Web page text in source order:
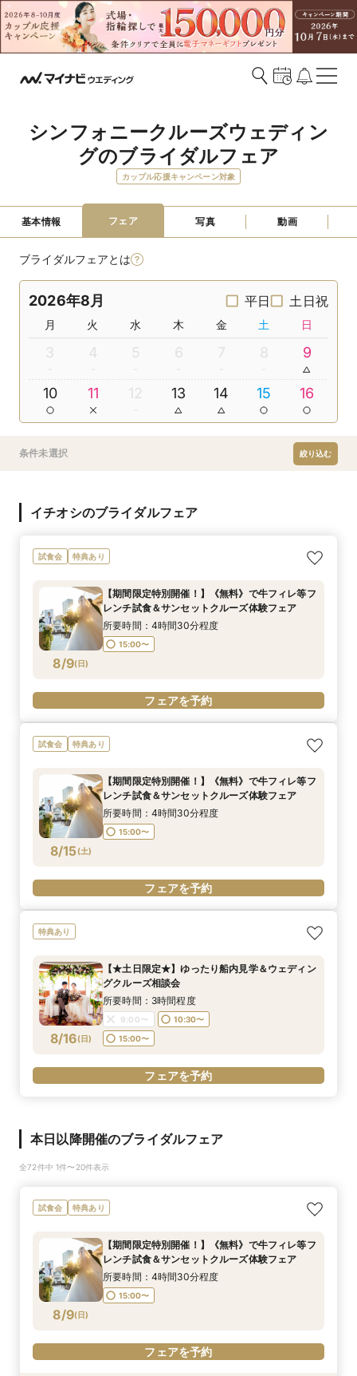
シンフォニークルーズウェディン
グのブライダルフェア
カップル応援キャンペーン対象
基本情報 フェア 写真 動画
ブライダルフェアとは
2026年8月 平日 土日祝
月 火 水 木 金 土 日
3 4 5 6 7 8 9
10 11 12 13 14 15 16
条件未選択 絞り込む
イチオシのブライダルフェア
試食会 特典あり
8/9(日)
【期間限定特別開催！】《無料》で牛フィレ等フ
レンチ試食＆サンセットクルーズ体験フェア
所要時間：4時間30分程度
15:00〜
フェアを予約
試食会 特典あり
8/15(土)
【期間限定特別開催！】《無料》で牛フィレ等フ
レンチ試食＆サンセットクルーズ体験フェア
所要時間：4時間30分程度
15:00〜
フェアを予約
特典あり
8/16(日)
【★土日限定★】ゆったり船内見学＆ウェディン
グクルーズ相談会
所要時間：3時間程度
9:00〜
10:30〜
15:00〜
フェアを予約
本日以降開催のブライダルフェア
全72件中 1件〜20件表示
試食会 特典あり
8/9(日)
【期間限定特別開催！】《無料》で牛フィレ等フ
レンチ試食＆サンセットクルーズ体験フェア
所要時間：4時間30分程度
15:00〜
フェアを予約